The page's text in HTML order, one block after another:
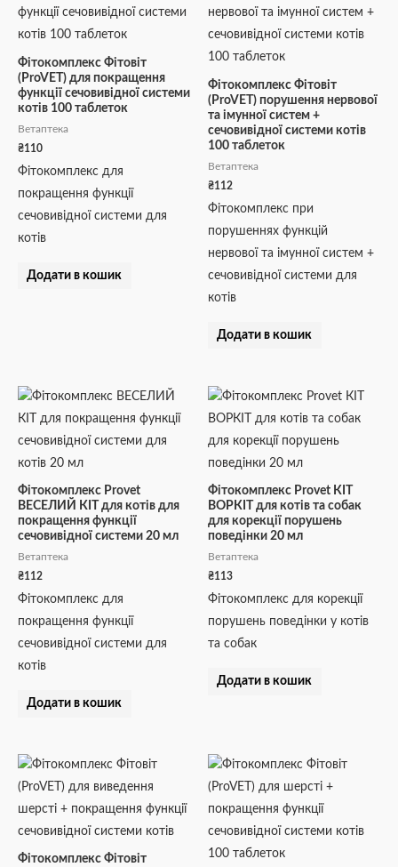
Фітокомплекс Фітовіт
(ProVET) для покращення
функції сечовивідної системи
котів 100 таблеток
Ветаптека
₴110
Фітокомплекс для
покращення функції
сечовивідної системи для
котів
Додати в кошик
Фітокомплекс Фітовіт
(ProVET) порушення нервової
та імунної систем +
сечовивідної системи котів
100 таблеток
Ветаптека
₴112
Фітокомплекс при
порушеннях функцій
нервової та імунної систем +
сечовивідної системи для
котів
Додати в кошик
Фітокомплекс Provet
ВЕСЕЛИЙ КІТ для котів для
покращення функції
сечовивідної системи 20 мл
Ветаптека
₴112
Фітокомплекс для
покращення функції
сечовивідної системи для
котів
Додати в кошик
Фітокомплекс Provet КІТ
ВОРКІТ для котів та собак
для корекції порушень
поведінки 20 мл
Ветаптека
₴113
Фітокомплекс для корекції
порушень поведінки у котів
та собак
Додати в кошик
Фітокомплекс Фітовіт